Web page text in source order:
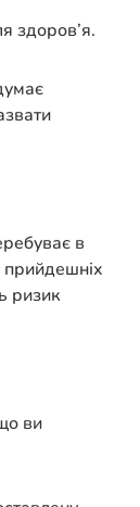
здоров’я.
в
прийдешніх
ризик
ви